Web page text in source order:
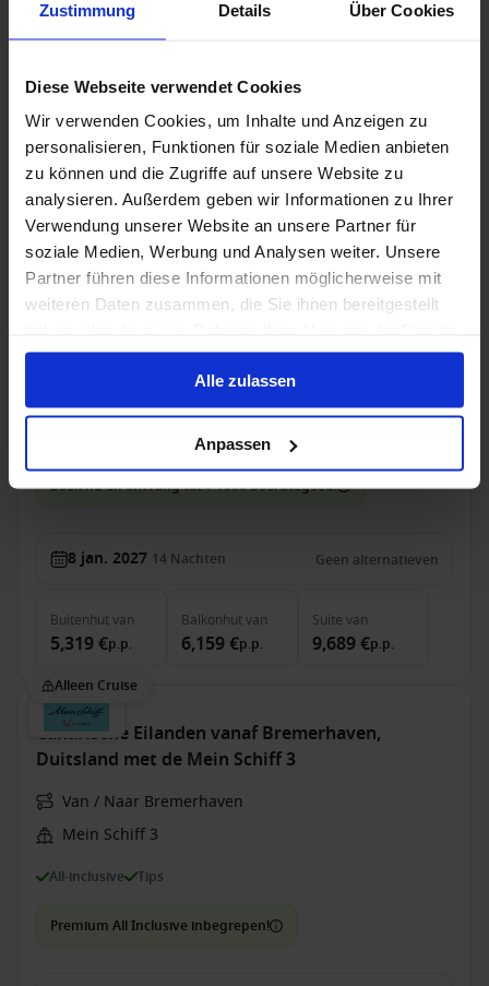
Zustimmung Details Über Cookies
Diese Webseite verwendet Cookies
Wir verwenden Cookies, um Inhalte und Anzeigen zu
personalisieren, Funktionen für soziale Medien anbieten
zu können und die Zugriffe auf unsere Website zu
analysieren. Außerdem geben wir Informationen zu Ihrer
Verwendung unserer Website an unsere Partner für
soziale Medien, Werbung und Analysen weiter. Unsere
Partner führen diese Informationen möglicherweise mit
weiteren Daten zusammen, die Sie ihnen bereitgestellt
gesammelt haben.
Alle zulassen
Anpassen
Premium All Inclusive inbegrepen!
3 feb. 2028 14Nachten 6 alternatieven
Binnenhutvan
1,499 €p.p.
Buitenhutvan
1,679 €p.p.
Balkonhutvan
1,899 €p.p.
Alleen Cruise
Canarische Eilanden vanaf Lissabon, Portugal
Boek nu en ontvang tot $ 1000 boordtegoed!
8 jan. 2027 14 Nachten Geen alternatieven
Buitenhutvan
5,319 €p.p.
Balkonhutvan
6,159 €p.p.
Suite van
9,689 €p.p.
Alleen Cruise
Canarische Eilanden vanaf Bremerhaven,
Duitsland met de Mein Schiff 3
Van / Naar Bremerhaven
Mein Schiff 3
All-inclusive Tips
Premium All Inclusive inbegrepen!